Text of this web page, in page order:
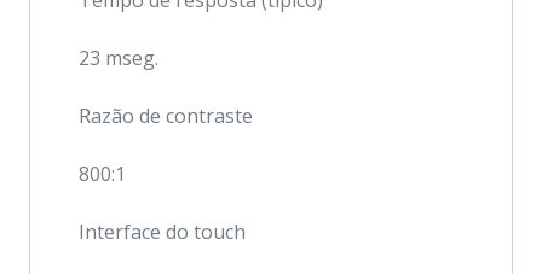
23 mseg.
Razão de contraste
800:1
Interface do touch